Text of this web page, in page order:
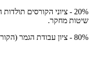
20% - ציוני הקורסים
שיטות מחקר.
80% - ציון עבודת הגמר (הקורס עבודה מסכמת).